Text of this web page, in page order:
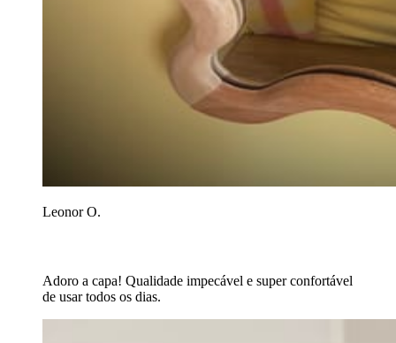
Leonor O.
Adoro a capa! Qualidade impecável e super confortável
de usar todos os dias.